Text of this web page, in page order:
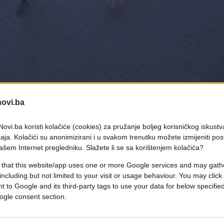
koristi kolačiće (cookies) za pružanje boljeg korisničkog
Kolačići su anonimizirani i u svakom trenutku možete izmijeniti
Internet pregledniku. Slažete li se sa korištenjem kolačića?
that this website/app uses one or more Google services and may
but not limited to your visit or usage behaviour. You may
to Google and its third-party tags to use your data for below
consent section.
da ga spasi. Da li biste i vi isto napravili za